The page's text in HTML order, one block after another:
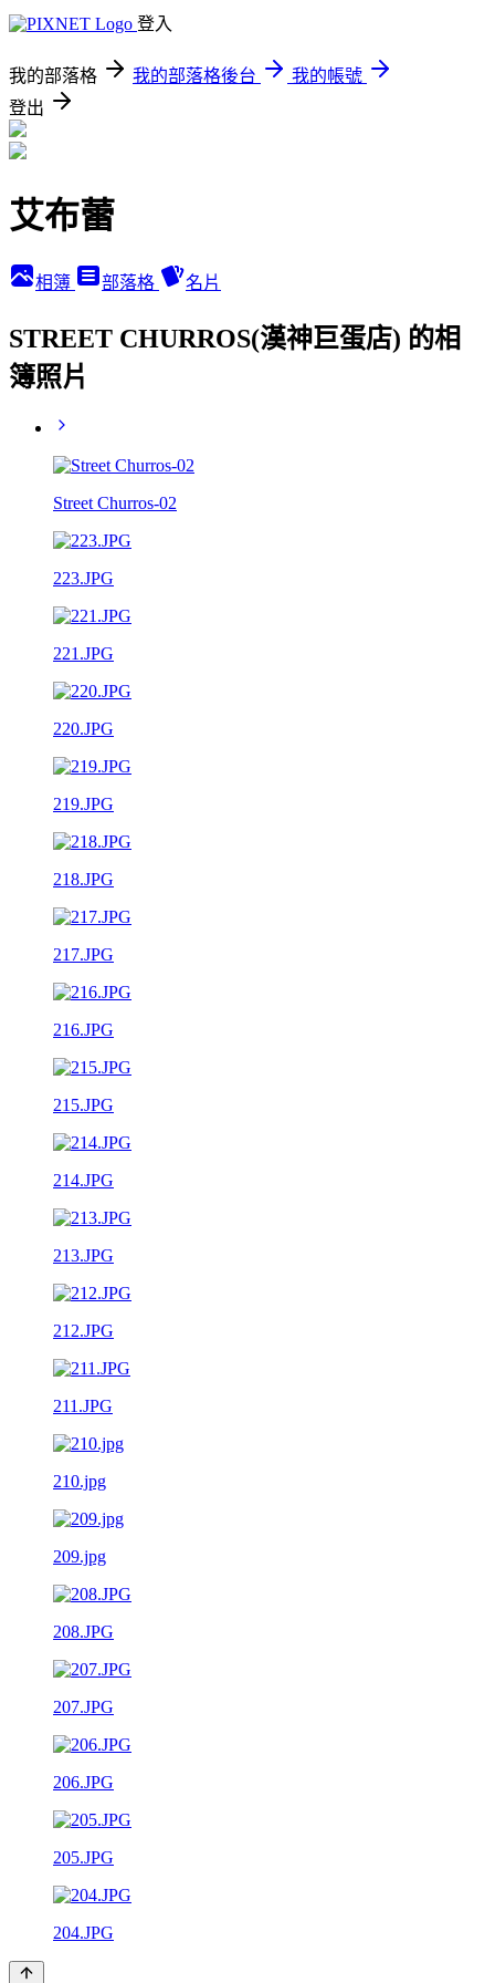
登入
我的部落格 我的部落格後台
我的帳號
登出
艾布蕾
相簿 部落格 名片
STREET CHURROS(漢神巨蛋店) 的相
簿照片
Street Churros-02
223.JPG
221.JPG
220.JPG
219.JPG
218.JPG
217.JPG
216.JPG
215.JPG
214.JPG
213.JPG
212.JPG
211.JPG
210.jpg
209.jpg
208.JPG
207.JPG
206.JPG
205.JPG
204.JPG